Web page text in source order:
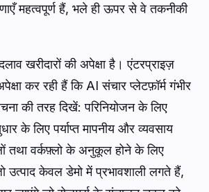
महत्वपूर्ण हैं, भले ही ऊपर से वे तकनीकी
खरीदारों की अपेक्षा है। एंटरप्राइज़
कर रही हैं कि AI संचार प्लेटफ़ॉर्म गंभीर
की तरह दिखें: परिनियोजन के लिए
के लिए पर्याप्त मापनीय और व्यवसाय
तथा वर्कफ़्लो के अनुकूल होने के लिए
उत्पाद केवल डेमो में प्रभावशाली लगते हैं,